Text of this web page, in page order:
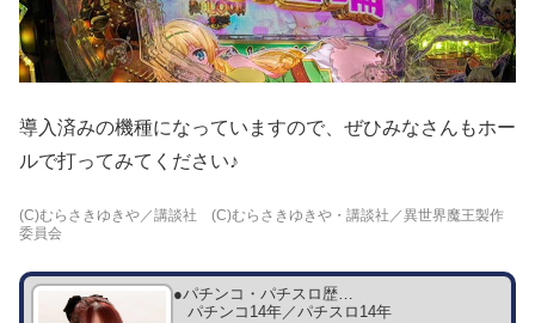
導入済みの機種になっていますので、ぜひみなさんもホー
ルで打ってみてください♪
(C)むらさきゆきや／講談社 (C)むらさきゆきや・講談社／異世界魔王製作
委員会
●パチンコ・パチスロ歴…
パチンコ14年／パチスロ14年